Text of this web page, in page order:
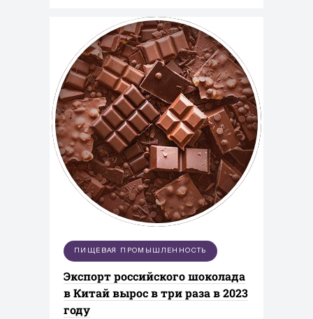
ПИЩЕВАЯ ПРОМЫШЛЕННОСТЬ
Экспорт российского шоколада
в Китай вырос в три раза в 2023
году